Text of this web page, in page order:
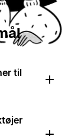
til